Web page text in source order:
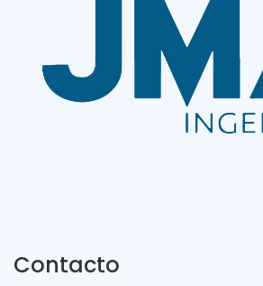
Contacto